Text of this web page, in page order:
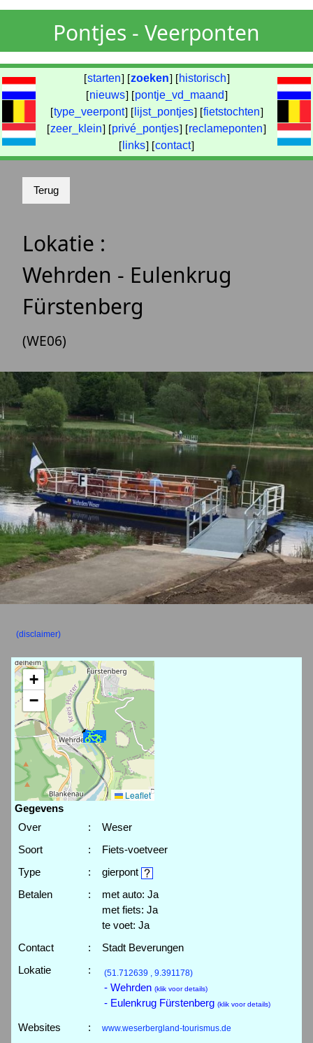
Pontjes - Veerponten
[starten] [zoeken] [ historisch]
[nieuws] [pontje_vd_maand]
[type_veerpont] [ lijst_pontjes] [fietstochten]
[zeer_klein] [privé_pontjes] [reclameponten]
[ links] [contact]
Lokatie :
Wehrden - Eulenkrug
Fürstenberg
(WE06)
(disclaimer)
+
−
Leaflet
Gegevens
Over
:
Weser
Soort
:
Fiets-voetveer
Type
:
gierpont
Betalen
:
met auto: Ja
met fiets: Ja
te voet: Ja
Contact
:
Stadt Beverungen
Lokatie
: (51.712639 , 9.391178)
- Wehrden (klik voor details)
- Eulenkrug Fürstenberg (klik voor details)
Websites : www.weserbergland-tourismus.de